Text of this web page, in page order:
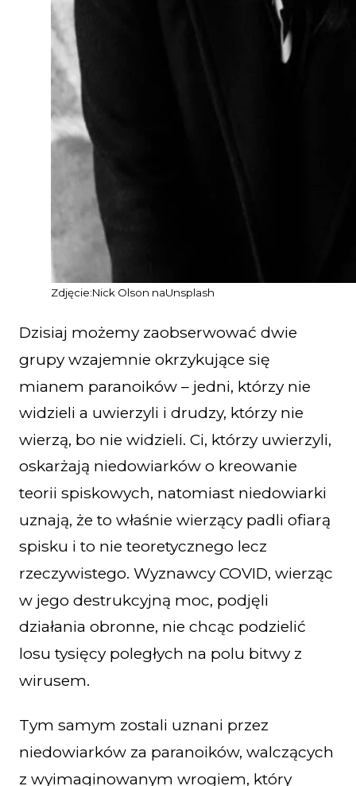
Zdjęcie:Nick Olson naUnsplash
Dzisiaj możemy zaobserwować dwie
grupy wzajemnie okrzykujące się
mianem paranoików – jedni, którzy nie
widzieli a uwierzyli i drudzy, którzy nie
wierzą, bo nie widzieli. Ci, którzy uwierzyli,
oskarżają niedowiarków o kreowanie
teorii spiskowych, natomiast niedowiarki
uznają, że to właśnie wierzący padli ofiarą
spisku i to nie teoretycznego lecz
rzeczywistego. Wyznawcy COVID, wierząc
w jego destrukcyjną moc, podjęli
działania obronne, nie chcąc podzielić
losu tysięcy poległych na polu bitwy z
wirusem.
Tym samym zostali uznani przez
niedowiarków za paranoików, walczących
z wyimaginowanym wrogiem, który